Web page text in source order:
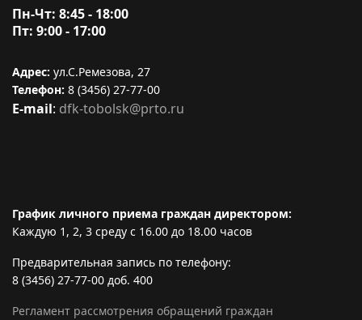
Пн-Чт: 8:45 - 18:00
Пт: 9:00 - 17:00
Адрес: ул.С.Ремезова, 27
Телефон: 8 (3456) 27-77-00
E-mail: dfk-tobolsk@prto.ru
График личного приема граждан директором:
Каждую 1, 2, 3 среду с 16.00 до 18.00 часов
Предварительная запись по телефону:
8 (3456) 27-77-00 доб. 400
Регламент рассмотрения обращений граждан